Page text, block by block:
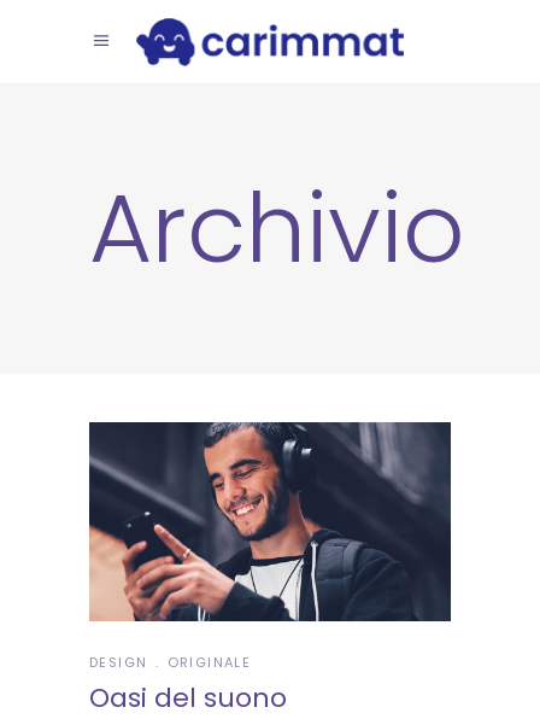
Archivio
DESIGN ORIGINALE
Oasi del suono